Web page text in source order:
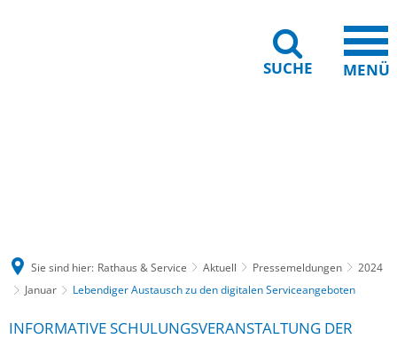
SUCHE MENÜ
Sie sind hier: Rathaus & Service Aktuell Pressemeldungen
2024
Januar
Lebendiger Austausch zu den digitalen Serviceangeboten
INFORMATIVE SCHULUNGSVERANSTALTUNG DER